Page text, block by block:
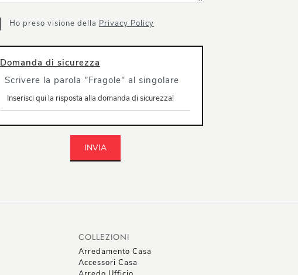
Ho preso visione della Privacy Policy
Domanda di sicurezza
Scrivere la parola "Fragole" al singolare
INVIA
COLLEZIONI
Arredamento Casa
Accessori Casa